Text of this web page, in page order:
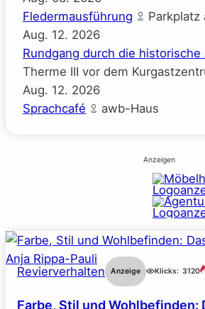
Fledermausführung
Parkplatz
Aug. 12. 2026
Rundgang durch die
Therme III vor dem
Aug. 12. 2026
Sprachcafé
awb-Haus
Anzeigen
Revierverhalten Anzeige Klicks: 3120
Farbe, Stil und Wohlbefinden: